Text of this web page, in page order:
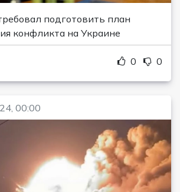
подготовить план
конфликта на Украине
0 0
00:00